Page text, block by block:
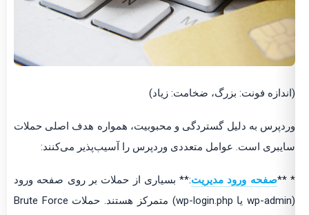
(اندازه فونت: بزرگ، ضخامت: زیاد)
وردپرس به دلیل گستردگی و محبوبیت، همواره هدف اصلی حملات
سایبری است. عوامل متعددی وردپرس را آسیب‌پذیر می‌کنند:
* **صفحه ورود مدیریت:** بسیاری از حملات بر روی صفحه ورود
(wp-admin یا wp-login.php) متمرکز هستند. حملات Brute Force